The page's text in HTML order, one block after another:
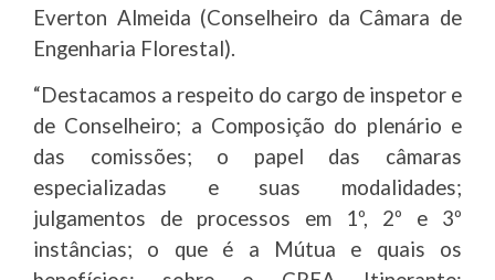
Everton Almeida (Conselheiro da Câmara de
Engenharia Florestal).
“Destacamos a respeito do cargo de inspetor e
de Conselheiro; a Composição do plenário e
das comissões; o papel das câmaras
especializadas e suas modalidades;
julgamentos de processos em 1º, 2º e 3º
instâncias; o que é a Mútua e quais os